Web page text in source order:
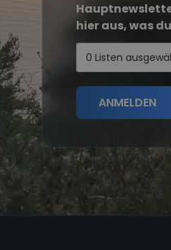
hier aus, was
0 Listen
ANMELDEN